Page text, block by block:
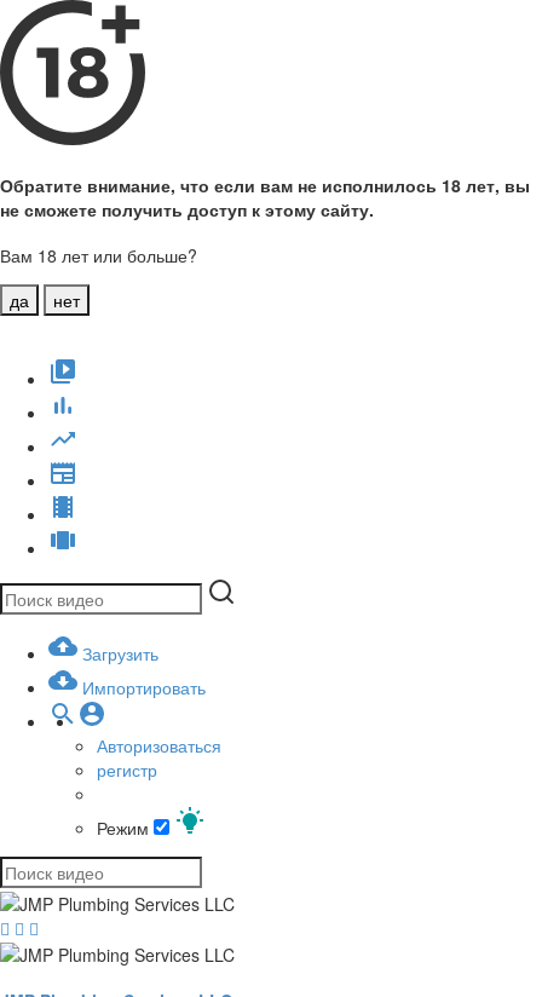
Обратите внимание, что если вам не исполнилось 18 лет, вы
не сможете получить доступ к этому сайту.
Вам 18 лет или больше?
да
нет
Загрузить
Импортировать
Авторизоваться
регистр
Режим